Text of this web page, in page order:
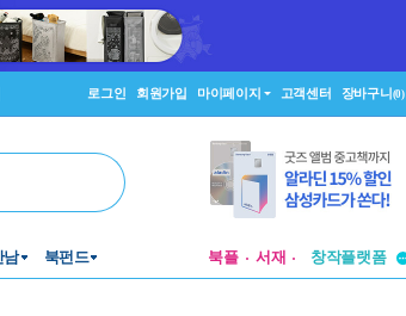
로그인 회원가입 마이페이지 고객센터 장바구니(0)
남 북펀드 북플 서재
투비컨티뉴드